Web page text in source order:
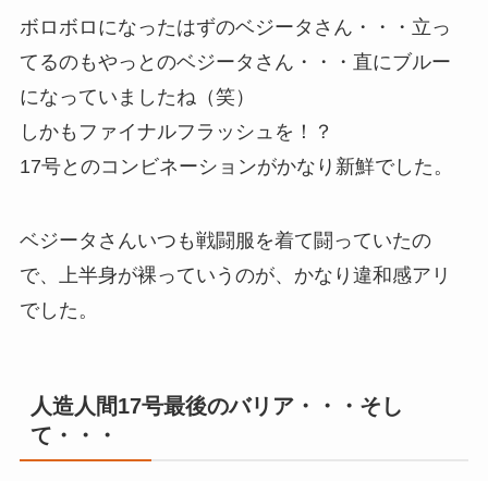
ボロボロになったはずのベジータさん・・・立っ
てるのもやっとのベジータさん・・・直にブルー
になっていましたね（笑）
しかもファイナルフラッシュを！？
17号とのコンビネーションがかなり新鮮でした。
ベジータさんいつも戦闘服を着て闘っていたの
で、上半身が裸っていうのが、かなり違和感アリ
でした。
人造人間17号最後のバリア・・・そし
て・・・